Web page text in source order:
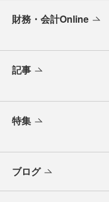
財務・会計Online
記事
特集
ブログ